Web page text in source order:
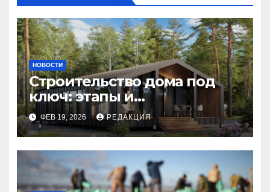
НОВОСТИ
Строительство дома под
ключ: этапы и
планирование бюджета
ФЕВ 19, 2026 РЕДАКЦИЯ